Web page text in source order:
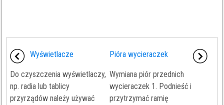
Wyświetlacze
Do czyszczenia wyświetlaczy,
np. radia lub tablicy
przyrządów należy używać
Pióra wycieraczek
Wymiana piór przednich
wycieraczek 1. Podnieść i
przytrzymać ramię